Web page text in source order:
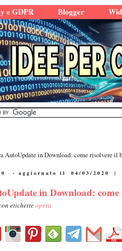
e GDPR Blogger
AutoUpdate in Download: come risolvere il
- aggiornato il 04/03/2020 |
in Download:
etichetteopera